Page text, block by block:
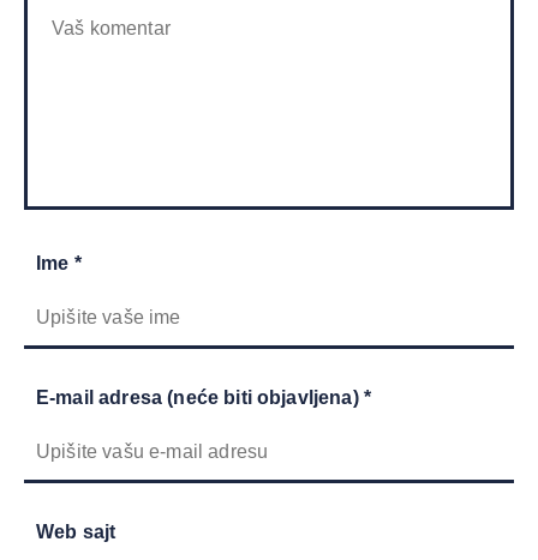
Ime *
E-mail adresa (neće biti objavljena) *
Web sajt